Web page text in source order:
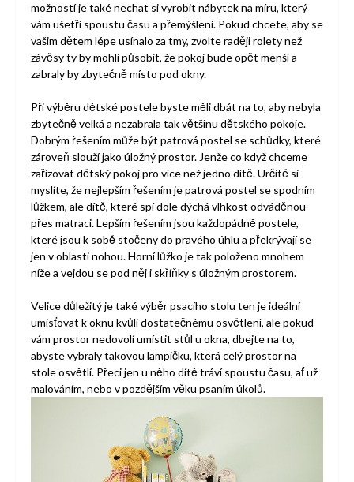
možností je také nechat si vyrobit nábytek na míru, který
vám ušetří spoustu času a přemýšlení. Pokud chcete, aby se
vašim dětem lépe usínalo za tmy, zvolte raději rolety než
závěsy ty by mohli působit, že pokoj bude opět menší a
zabraly by zbytečně místo pod okny.
Při výběru dětské postele byste měli dbát na to, aby nebyla
zbytečně velká a nezabrala tak většinu dětského pokoje.
Dobrým řešením může být patrová postel se schůdky, které
zároveň slouží jako úložný prostor. Jenže co když chceme
zařizovat dětský pokoj pro více než jedno dítě. Určitě si
myslíte, že nejlepším řešením je patrová postel se spodním
lůžkem, ale dítě, které spí dole dýchá vlhkost odváděnou
přes matraci. Lepším řešením jsou každopádně postele,
které jsou k sobě stočeny do pravého úhlu a překrývají se
jen v oblasti nohou. Horní lůžko je tak položeno mnohem
níže a vejdou se pod něj i skříňky s úložným prostorem.
Velice důležitý je také výběr psacího stolu ten je ideální
umisťovat k oknu kvůli dostatečnému osvětlení, ale pokud
vám prostor nedovolí umístit stůl u okna, dbejte na to,
abyste vybraly takovou lampičku, která celý prostor na
stole osvětlí. Přeci jen u něho dítě tráví spoustu času, ať už
malováním, nebo v pozdějším věku psaním úkolů.